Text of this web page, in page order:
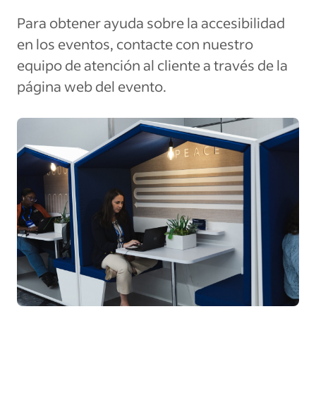
Para obtener ayuda sobre la accesibilidad
en los eventos, contacte con nuestro
equipo de atención al cliente a través de la
página web del evento.